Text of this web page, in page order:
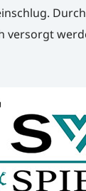
versorgt